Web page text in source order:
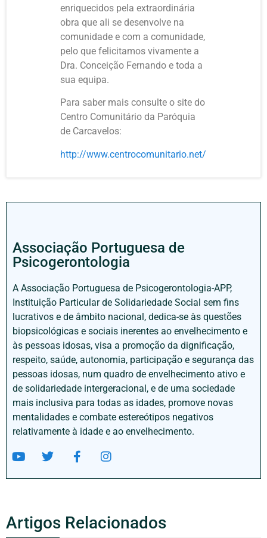
enriquecidos pela extraordinária
obra que ali se desenvolve na
comunidade e com a comunidade,
pelo que felicitamos vivamente a
Dra. Conceição Fernando e toda a
sua equipa.
Para saber mais consulte o site do
Centro Comunitário da Paróquia
de Carcavelos:
http://www.centrocomunitario.net/
Associação Portuguesa de
Psicogerontologia
A Associação Portuguesa de Psicogerontologia-APP,
Instituição Particular de Solidariedade Social sem fins
lucrativos e de âmbito nacional, dedica-se às questões
biopsicológicas e sociais inerentes ao envelhecimento e
às pessoas idosas, visa a promoção da dignificação,
respeito, saúde, autonomia, participação e segurança das
pessoas idosas, num quadro de envelhecimento ativo e
de solidariedade intergeracional, e de uma sociedade
mais inclusiva para todas as idades, promove novas
mentalidades e combate estereótipos negativos
relativamente à idade e ao envelhecimento.
Artigos Relacionados